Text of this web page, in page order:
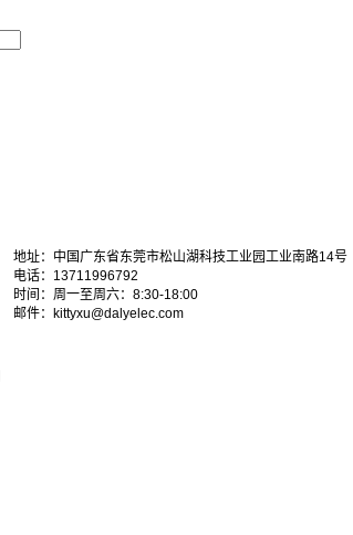
地址：中国广东省东莞市松山湖科技工业园工业南路14号
电话：13711996792
时间：周一至周六：8:30-18:00
邮件：kittyxu@dalyelec.com